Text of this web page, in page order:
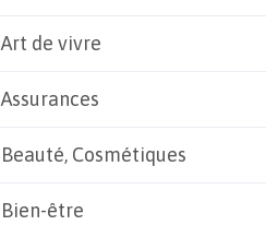
Art de vivre
Assurances
Beauté, Cosmétiques
Bien-être